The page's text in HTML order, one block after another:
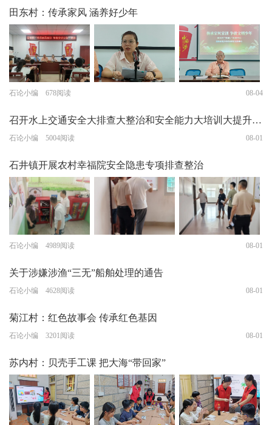
田东村：传承家风 涵养好少年
石论小编 678阅读 08-04
召开水上交通安全大排查大整治和安全能力大培训大提升…
石论小编 5004阅读 08-01
石井镇开展农村幸福院安全隐患专项排查整治
石论小编 4989阅读 08-01
关于涉嫌涉渔“三无”船舶处理的通告
石论小编 4628阅读 08-01
菊江村：红色故事会 传承红色基因
石论小编 3201阅读 08-01
苏内村：贝壳手工课 把大海“带回家”